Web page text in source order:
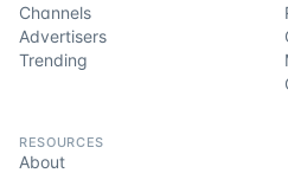
Channels
Advertisers
Trending
RESOURCES
About